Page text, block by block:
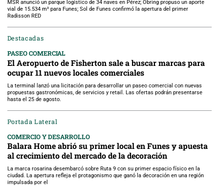
MSR anunció un parque logístico de 34 naves en Pérez; Obring propuso un aporte
vial de 15.534 m² para Funes; Sol de Funes confirmó la apertura del primer
Radisson RED
Destacadas
PASEO COMERCIAL
El Aeropuerto de Fisherton sale a buscar marcas para
ocupar 11 nuevos locales comerciales
La terminal lanzó una licitación para desarrollar un paseo comercial con nuevas
propuestas gastronómicas, de servicios y retail. Las ofertas podrán presentarse
hasta el 25 de agosto.
Portada Lateral
COMERCIO Y DESARROLLO
Balara Home abrió su primer local en Funes y apuesta
al crecimiento del mercado de la decoración
La marca rosarina desembarcó sobre Ruta 9 con su primer espacio físico en la
ciudad. La apertura refleja el protagonismo que ganó la decoración en una región
impulsada por el